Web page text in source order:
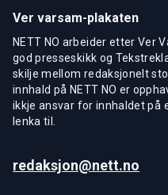
Ver varsam-plakaten
NETT NO arbeider etter Ver
god presseskikk og
skilje mellom redaksjonelt
innhald på NETT NO er
ikkje ansvar for innhaldet på
lenka til.
redaksjon@nett.no